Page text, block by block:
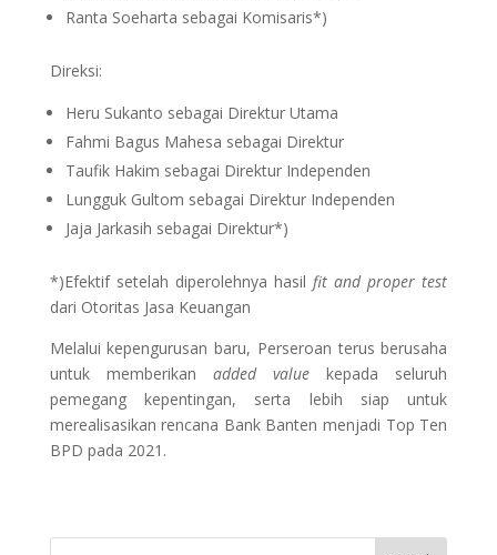
Ranta Soeharta sebagai Komisaris*)
Direksi:
Heru Sukanto sebagai Direktur Utama
Fahmi Bagus Mahesa sebagai Direktur
Taufik Hakim sebagai Direktur Independen
Lungguk Gultom sebagai Direktur Independen
Jaja Jarkasih sebagai Direktur*)
*)Efektif setelah diperolehnya hasilfit and proper test
dari Otoritas Jasa Keuangan
Melalui kepengurusan baru, Perseroan terus berusaha
untuk memberikan added value kepada seluruh
pemegang kepentingan, serta lebih siap untuk
merealisasikan rencana Bank Banten menjadi Top Ten
BPD pada 2021.